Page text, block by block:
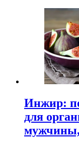
Инжир:
для
мужчины,